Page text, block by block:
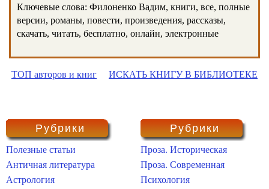
Ключевые слова: Филоненко Вадим, книги, все, полные
версии, романы, повести, произведения, рассказы,
скачать, читать, бесплатно, онлайн, электронные
ТОП авторов и книг ИСКАТЬ КНИГУ В БИБЛИОТЕКЕ
Рубрики
Полезные статьи
Античная литература
Астрология
Рубрики
Проза. Историческая
Проза. Современная
Психология